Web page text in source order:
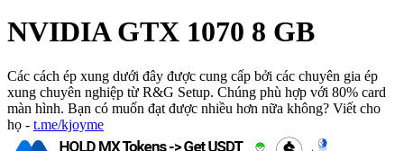
NVIDIA GTX 1070 8 GB
Các cách ép xung dưới đây được cung cấp bởi các chuyên gia ép
xung chuyên nghiệp từ R&G Setup. Chúng phù hợp với 80% card
màn hình. Bạn có muốn đạt được nhiều hơn nữa không? Viết cho
họ - t.me/kjoyme